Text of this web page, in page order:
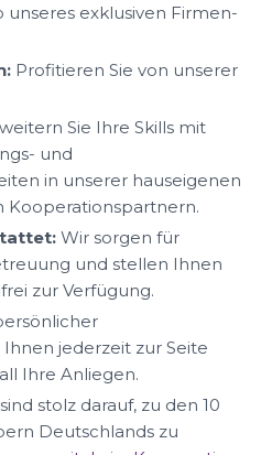
exklusiven Firmen-
Profitieren Sie von unserer
Sie Ihre Skills mit
und
in unserer hauseigenen
Kooperationspartnern.
Wir sorgen für
und stellen Ihnen
zur Verfügung.
jederzeit zur Seite
Ihre Anliegen.
stolz darauf, zu den 10
Deutschlands zu